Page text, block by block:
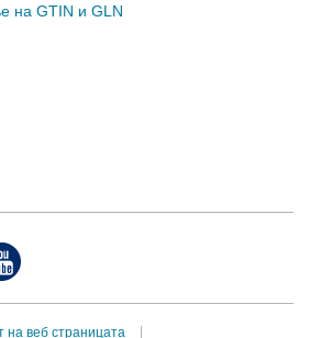
на GTIN и GLN
на веб страницата